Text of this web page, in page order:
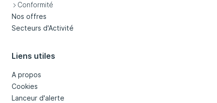
Conformité
Nos offres
Secteurs d'Activité
Liens utiles
A propos
Cookies
Lanceur d'alerte